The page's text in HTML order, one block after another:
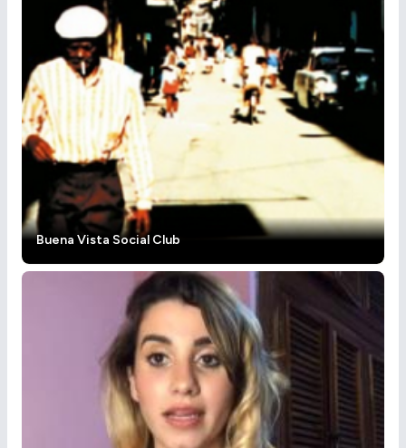
Buena Vista Social Club